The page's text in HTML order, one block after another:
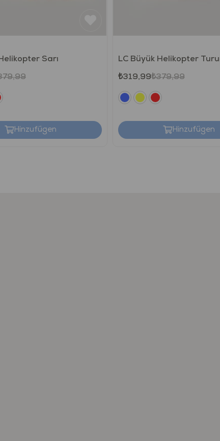
Sarı
Hinzufügen
LC Büyük Helikopter
₺319,99₺379,99
Hinzufügen